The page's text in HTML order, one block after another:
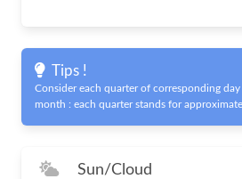
Tips !
Consider each quarter of corresponding day
month : each quarter stands for
Sun/Cloud